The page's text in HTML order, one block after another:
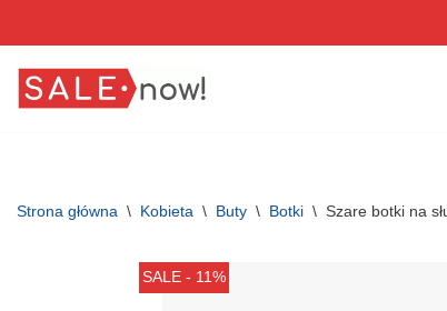
do
Strona główna \ Kobieta \ Buty \ Botki \ Szare botki na
SALE - 11%